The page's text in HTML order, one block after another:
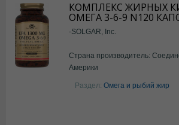
КОМПЛЕКС ЖИРНЫХ
ОМЕГА 3-6-9 N120
-SOLGAR, Inc.
Страна производитель:
Америки
Раздел: Омега и рыбий жир